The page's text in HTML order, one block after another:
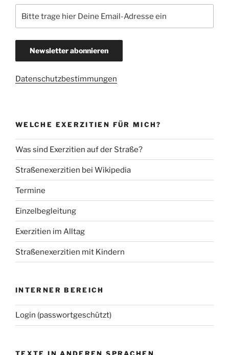
Datenschutzbestimmungen
WELCHE EXERZITIEN FÜR MICH?
Was sind Exerzitien auf der Straße?
Straßenexerzitien bei Wikipedia
Termine
Einzelbegleitung
Exerzitien im Alltag
Straßenexerzitien mit Kindern
INTERNER BEREICH
Login (passwortgeschützt)
TEXTE IN ANDEREN SPRACHEN